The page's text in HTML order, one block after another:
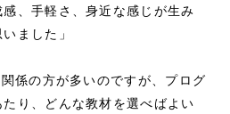
、手軽さ、身近な感じが生み
ました」
関係の方が多いのですが、プログ
り、どんな教材を選べばよい